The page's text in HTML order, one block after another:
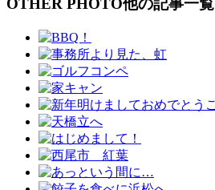
OTHER PHOTO他の記事一覧